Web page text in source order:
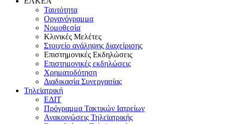
Ταυτότητα
Οργανόγραμμα
Νομοθεσία
Κλινικές Μελέτες
Στοιχείο ανάληψης διαχείρισης
Επιστημονικές Εκδηλώσεις
Επιστημονικές εκδηλώσεις
Χρηματοδότηση
Διαδικασία Συνεργασίας
Τηλεϊατρική
ΕΔΙΤ
Πρόγραμμα Τακτικών Ιατρείων
Ανακοινώσεις Τηλεϊατρικής